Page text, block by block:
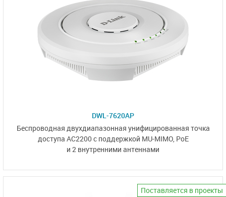
DWL-7620AP
Беспроводная двухдиапазонная унифицированная точка
доступа AC2200 с поддержкой MU-MIMO, PoE
и 2 внутренними антеннами
Поставляется в проекты